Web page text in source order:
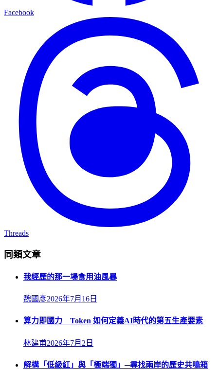
Facebook
Threads
同類文章
我經歷的那一場食用油風暴
魏國彥2026年7月16日
算力即國力 Token 如何定義AI時代的第五生產要素
林建甫2026年7月2日
解構「低級紅」與「極端獨」─尋找兩岸的歷史共鳴箱